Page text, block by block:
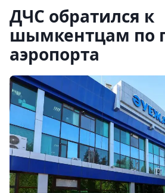
ДЧС обратился к
шымкентцам по
аэропорта